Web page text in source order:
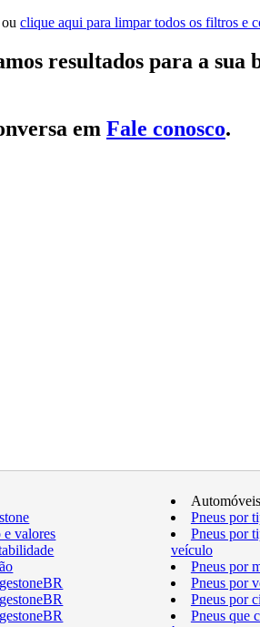
clique aqui para limpar todos os filtros e
resultados para a sua
em Fale conosco.
e valores
Pneus por
Pneus por
veículo
Pneus por
Pneus por
Pneus por
Pneus que